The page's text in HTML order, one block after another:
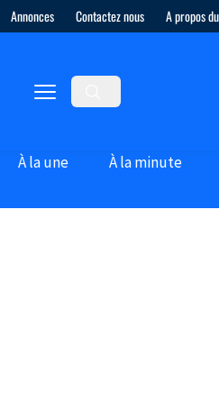
Annonces Contactez nous A propos
À la une À la minute